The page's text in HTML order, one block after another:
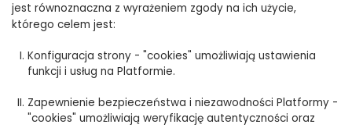
jest równoznaczna z wyrażeniem zgody na ich użycie,
którego celem jest:
Konfiguracja strony - "cookies" umożliwiają ustawienia
funkcji i usług na Platformie.
Zapewnienie bezpieczeństwa i niezawodności Platformy -
"cookies" umożliwiają weryfikację autentyczności oraz